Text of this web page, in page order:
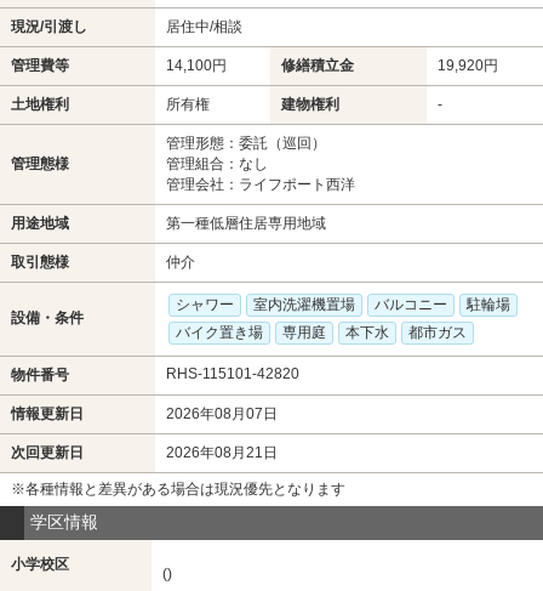
現況/引渡し 居住中/相談
管理費等 14,100円 修繕積立金 19,920円
土地権利 所有権 建物権利 -
管理態様
管理形態：委託（巡回）
管理組合：なし
管理会社：ライフポート西洋
用途地域 第一種低層住居専用地域
取引態様 仲介
設備・条件
シャワー 室内洗濯機置場 バルコニー
駐輪場
バイク置き場
専用庭 本下水 都市ガス
物件番号 RHS-115101-42820
情報更新日 2026年08月07日
次回更新日 2026年08月21日
※各種情報と差異がある場合は現況優先となります
学区情報
小学校区
()